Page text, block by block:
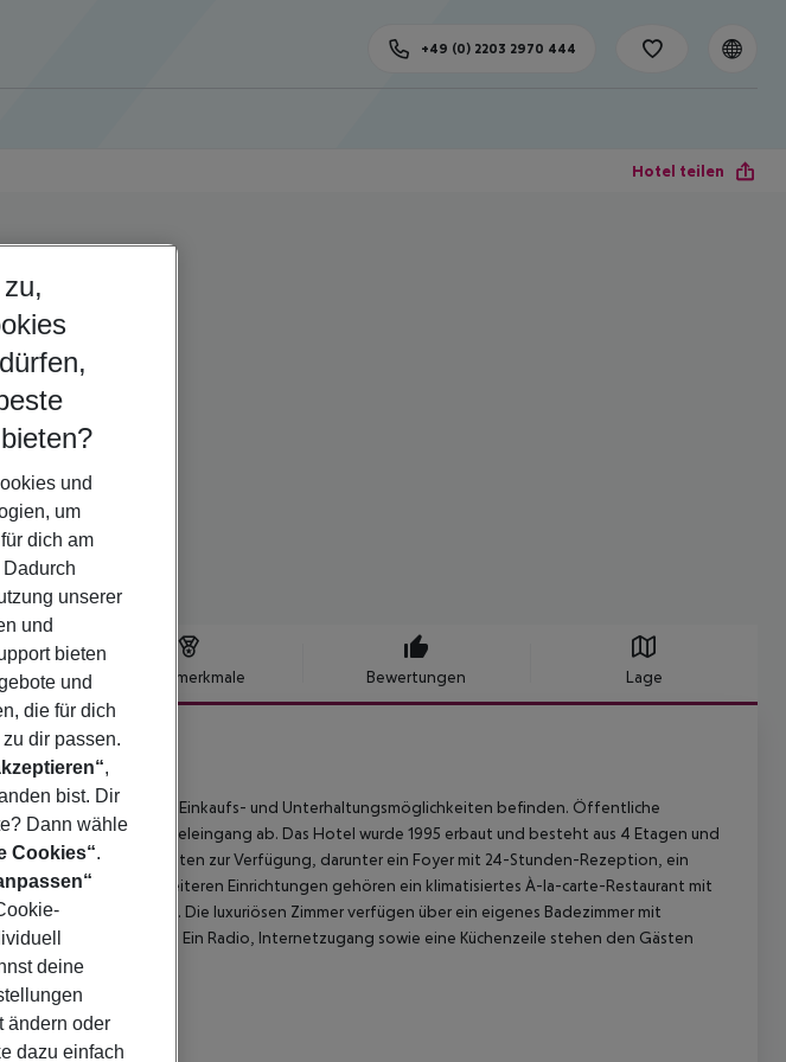
+49 (0) 2203 2970 444
Hotel teilen
Hotelmerkmale Bewertungen Lage
wo sich zahlreiche Einkaufs- und Unterhaltungsmöglichkeiten befinden. Öffentliche
Minuten vom Hoteleingang ab. Das Hotel wurde 1995 erbaut und besteht aus 4 Etagen und
stehen den Gästen zur Verfügung, darunter ein Foyer mit 24-Stunden-Rezeption, ein
Zu den weiteren Einrichtungen gehören ein klimatisiertes À-la-carte-Restaurant mit
ein Konferenzraum. Die luxuriösen Zimmer verfügen über ein eigenes Badezimmer mit
oder Satelliten-TV. Ein Radio, Internetzugang sowie eine Küchenzeile stehen den Gästen
und
um
dich am
Dadurch
unserer
und
bieten
und
die für dich
dir passen.
,
bist. Dir
Dann wähle
Cookies“.
deine
ändern oder
dazu einfach